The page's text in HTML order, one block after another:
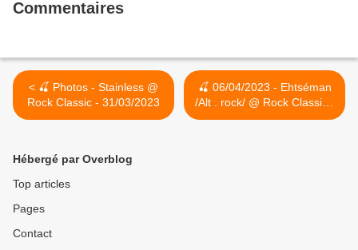
Commentaires
< 🍒 Photos - Stainless @
Rock Classic - 31/03/2023
🍒 06/04/2023 - Ehtséman
/Alt . rock/ @ Rock Classic -
55, rue Maché au Charbon
Hébergé par Overblog
Top articles
Pages
Contact